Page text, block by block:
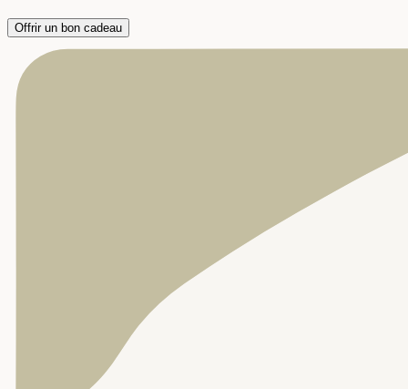
Offrir un bon cadeau